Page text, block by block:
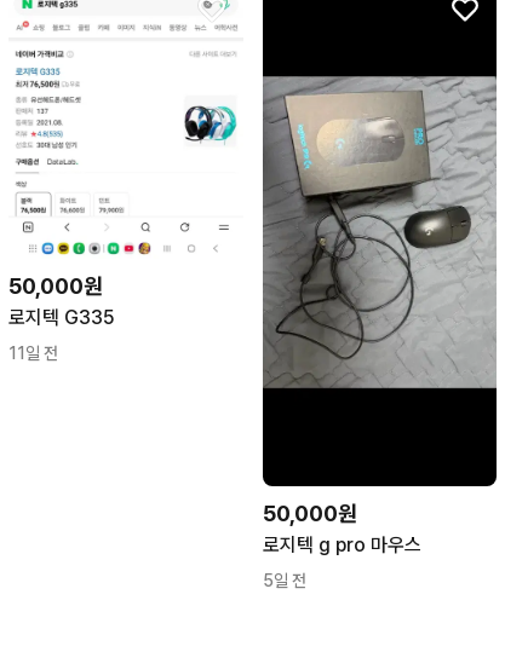
50,000원
로지텍 G335
11일 전
50,000원
로지텍 g pro 마우스
5일 전